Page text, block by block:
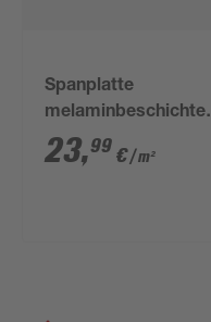
Spanplatte
melaminbeschichtet
2800 x 2070 x 16 mm
23,99 €/ m²